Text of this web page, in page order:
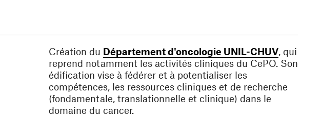
Création du Département d'oncologie UNIL-CHUV(ouvre
, qui
reprend notamment les activités cliniques du CePO. Son
édification vise à fédérer et à potentialiser les
compétences, les ressources cliniques et de recherche
(fondamentale, translationnelle et clinique) dans le
domaine du cancer.